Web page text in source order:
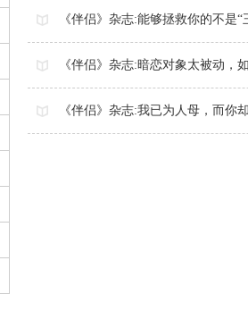
《伴侣》杂志:能够拯救你的不是“
《伴侣》杂志:暗恋对象太被动，
《伴侣》杂志:我已为人母，而你